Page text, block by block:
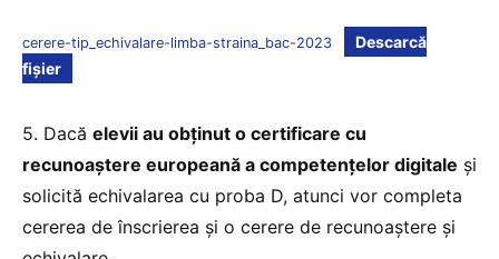
cerere-tip_echivalare-limba-straina_bac-2023
Descarcă
fișier
5. Dacă elevii au obținut o certificare cu
recunoaștere europeană a competențelor digitale și
solicită echivalarea cu proba D, atunci vor completa
cererea de înscrierea și o cerere de recunoaștere și